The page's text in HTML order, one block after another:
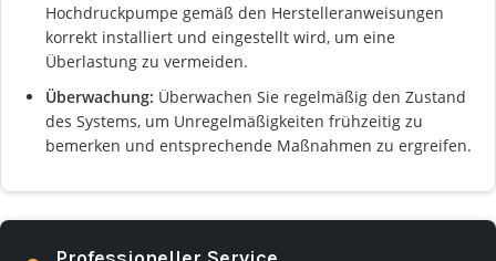
Hochdruckpumpe gemäß den Herstelleranweisungen
korrekt installiert und eingestellt wird, um eine
Überlastung zu vermeiden.
Überwachung: Überwachen Sie regelmäßig den Zustand
des Systems, um Unregelmäßigkeiten frühzeitig zu
bemerken und entsprechende Maßnahmen zu ergreifen.